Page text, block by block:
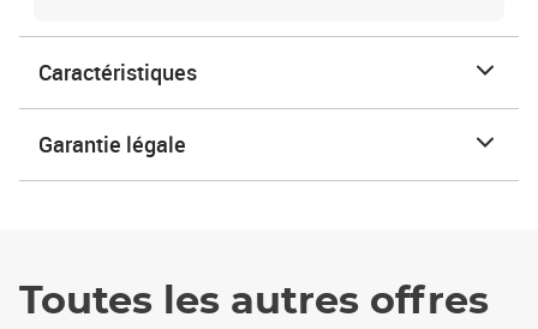
Caractéristiques
Garantie légale
Toutes les autres offres